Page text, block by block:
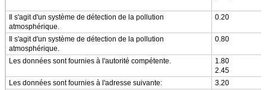
Il s'agit d'un système de détection de la pollution
atmosphérique.
0.20
Il s'agit d'un système de détection de la pollution
atmosphérique.
0.80
Les données sont fournies à l'autorité compétente.
1.80
2.45
Les données sont fournies à l'adresse suivante:
3.20